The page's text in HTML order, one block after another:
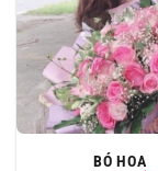
BÓ HOA